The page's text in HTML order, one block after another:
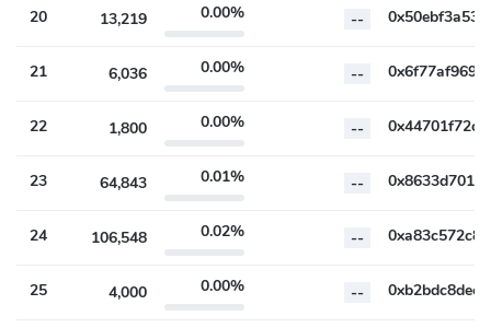
20 13,219 0.00% --
21 6,036 0.00% --
22 1,800 0.00% --
23 64,843 0.01% --
24 106,548 0.02% --
25 4,000 0.00% --